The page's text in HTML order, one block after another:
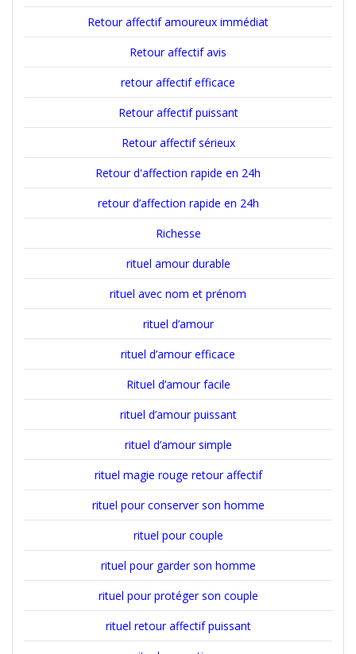
Retour affectif amoureux immédiat
Retour affectif avis
retour affectif efficace
Retour affectif puissant
Retour affectif sérieux
Retour d'affection rapide en 24h
retour d’affection rapide en 24h
Richesse
rituel amour durable
rituel avec nom et prénom
rituel d’amour
rituel d’amour efficace
Rituel d’amour facile
rituel d’amour puissant
rituel d’amour simple
rituel magie rouge retour affectif
rituel pour conserver son homme
rituel pour couple
rituel pour garder son homme
rituel pour protéger son couple
rituel retour affectif puissant